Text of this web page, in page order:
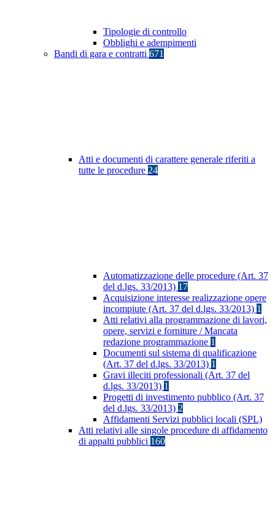
Tipologie di controllo
Obblighi e adempimenti
Bandi di gara e contratti 671
Atti e documenti di carattere generale riferiti a
tutte le procedure 24
Automatizzazione delle procedure (Art. 37
del d.lgs. 33/2013) 17
Acquisizione interesse realizzazione opere
incompiute (Art. 37 del d.lgs. 33/2013) 1
Atti relativi alla programmazione di lavori,
opere, servizi e forniture / Mancata
redazione programmazione 1
Documenti sul sistema di qualificazione
(Art. 37 del d.lgs. 33/2013) 1
Gravi illeciti professionali (Art. 37 del
d.lgs. 33/2013) 1
Progetti di investimento pubblico (Art. 37
del d.lgs. 33/2013) 2
Affidamenti Servizi pubblici locali (SPL)
Atti relativi alle singole procedure di affidamento
di appalti pubblici 160